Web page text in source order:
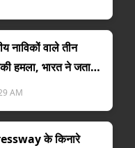
नाविकों वाले तीन
हमला, भारत ने जताया
AM
के किनारे